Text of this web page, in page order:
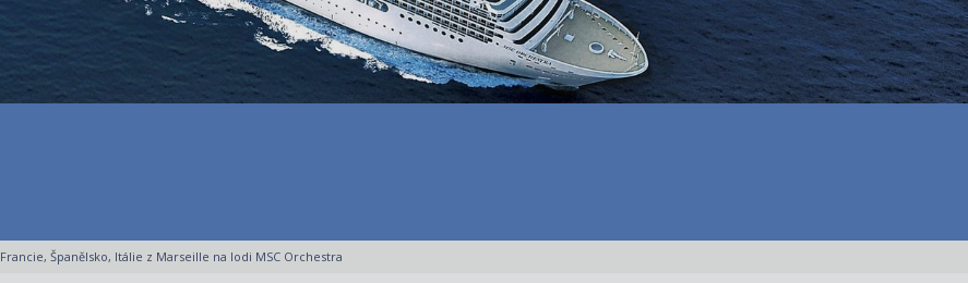
Francie, Španělsko, Itálie z Marseille na lodi MSC Orchestra